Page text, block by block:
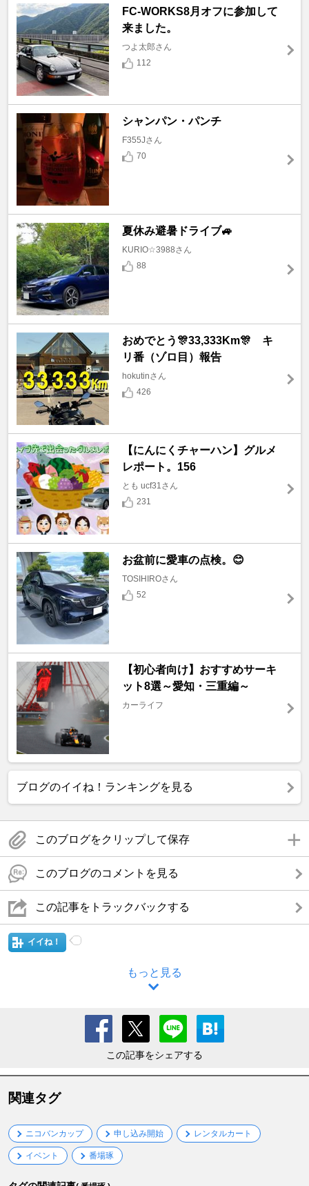
FC-WORKS8月オフに参加して
来ました。
つよ太郎さん
112
シャンパン・パンチ
F355Jさん
70
夏休み避暑ドライブ🚙
KURIO☆3988さん
88
おめでとう🎊33,333Km🎊 キ
リ番（ゾロ目）報告
hokutinさん
426
【にんにくチャーハン】グルメ
レポート。156
とも ucf31さん
231
お盆前に愛車の点検。😊
TOSIHIROさん
52
【初心者向け】おすすめサーキ
ット8選～愛知・三重編～
カーライフ
ブログのイイね！ランキングを見る
このブログをクリップして保存
このブログのコメントを見る
この記事をトラックバックする
イイね！
もっと見る
この記事をシェアする
関連タグ
ニコバンカップ 申し込み開始 レンタルカート
イベント 番場琢